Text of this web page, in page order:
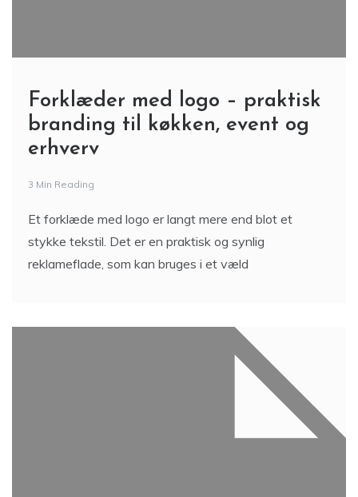
Forklæder med logo – praktisk
branding til køkken, event og
erhverv
3 Min Reading
Et forklæde med logo er langt mere end blot et
stykke tekstil. Det er en praktisk og synlig
reklameflade, som kan bruges i et væld